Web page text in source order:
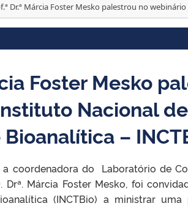
Dr.ª Márcia Foster Mesko palestrou no
Foster Mesko
Nacional
–
coordenadora do Laboratório de
Drª. Márcia Foster Mesko, foi
(INCTBio) a ministrar